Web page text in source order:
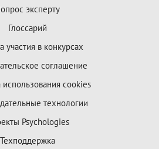
эксперту
Глоссарий
участия в конкурсах
соглашение
использования cookies
технологии
Psychologies
Техподдержка